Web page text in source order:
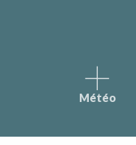
Météo